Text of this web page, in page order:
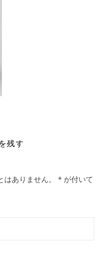
残す
ありません。 * が付いて